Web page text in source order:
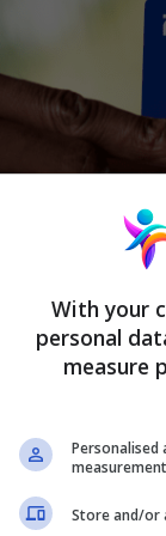
cashback, esse
com o
do dinheiro
With your
personal
measure
Store and/or